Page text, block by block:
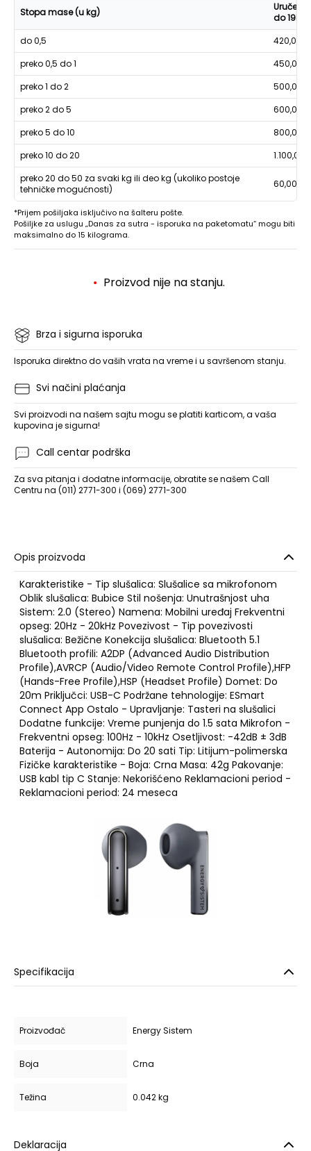
Stopa mase (u kg)
Uručenje
do 19h
do 0,5
420,00
preko 0,5 do 1
450,00
preko 1 do 2
500,00
preko 2 do 5
600,00
preko 5 do 10
800,00
preko 10 do 20
1.100,00
preko 20 do 50 za svaki kg ili deo kg (ukoliko postoje
tehničke mogućnosti)
60,00
*Prijem pošiljaka isključivo na šalteru pošte.
Pošiljke za uslugu „Danas za sutra - isporuka na paketomatu“ mogu biti
maksimalno do 15 kilograma.
Proizvod nije na stanju.
Brza i sigurna isporuka
Isporuka direktno do vaših vrata na vreme i u savršenom stanju.
Svi načini plaćanja
Svi proizvodi na našem sajtu mogu se platiti karticom, a vaša
kupovina je sigurna!
Call centar podrška
Za sva pitanja i dodatne informacije, obratite se našem Call
Centru na (011) 2771-300 i (069) 2771-300
Opis proizvoda
Karakteristike - Tip slušalica: Slušalice sa mikrofonom
Oblik slušalica: Bubice Stil nošenja: Unutrašnjost uha
Sistem: 2.0 (Stereo) Namena: Mobilni uređaj Frekventni
opseg: 20Hz - 20kHz Povezivost - Tip povezivosti
slušalica: Bežične Konekcija slušalica: Bluetooth 5.1
Bluetooth profili: A2DP (Advanced Audio Distribution
Profile),AVRCP (Audio/Video Remote Control Profile),HFP
(Hands-Free Profile),HSP (Headset Profile) Domet: Do
20m Priključci: USB-C Podržane tehnologije: ESmart
Connect App Ostalo - Upravljanje: Tasteri na slušalici
Dodatne funkcije: Vreme punjenja do 1.5 sata Mikrofon -
Frekventni opseg: 100Hz - 10kHz Osetljivost: -42dB ± 3dB
Baterija - Autonomija: Do 20 sati Tip: Litijum-polimerska
Fizičke karakteristike - Boja: Crna Masa: 42g Pakovanje:
USB kabl tip C Stanje: Nekorišćeno Reklamacioni period -
Reklamacioni period: 24 meseca
Specifikacija
Proizvođač Energy Sistem
Boja Crna
Težina 0.042 kg
Deklaracija